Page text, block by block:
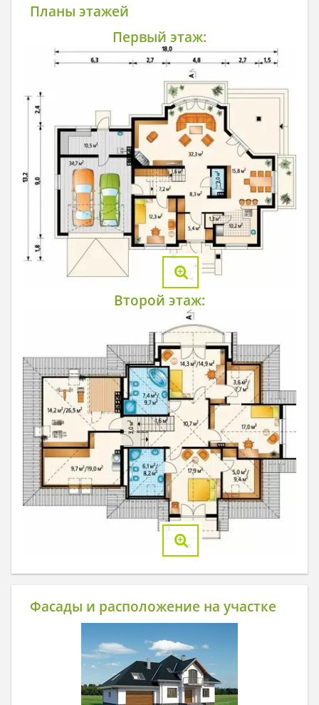
Планы этажей
Первый этаж:
Второй этаж:
Фасады и расположение на участке